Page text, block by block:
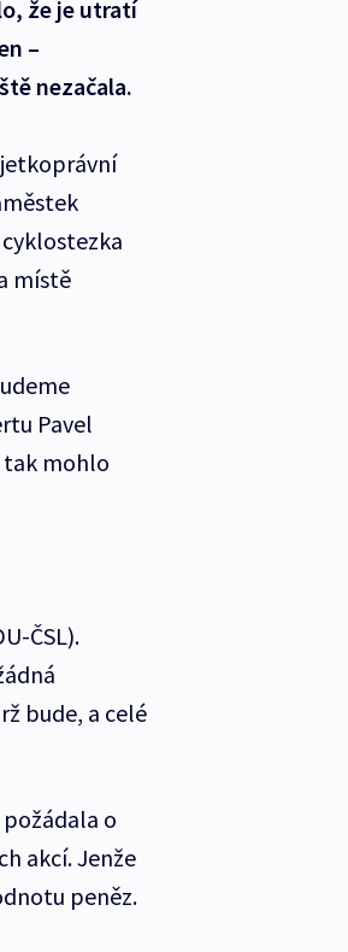
že je utratí
–
nezačala.
místě
Pavel
tak mohlo
ČSL).
bude, a celé
o
akcí. Jenže
peněz.